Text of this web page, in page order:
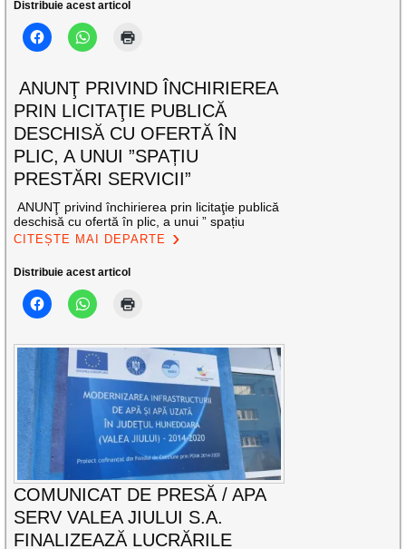
Distribuie acest articol
ANUNŢ PRIVIND ÎNCHIRIEREA
PRIN LICITAŢIE PUBLICĂ
DESCHISĂ CU OFERTĂ ÎN
PLIC, A UNUI ”SPAȚIU
PRESTĂRI SERVICII”
ANUNŢ privind închirierea prin licitaţie publică
deschisă cu ofertă în plic, a unui ” spațiu
CITEȘTE MAI DEPARTE
Distribuie acest articol
COMUNICAT DE PRESĂ / APA
SERV VALEA JIULUI S.A.
FINALIZEAZĂ LUCRĂRILE